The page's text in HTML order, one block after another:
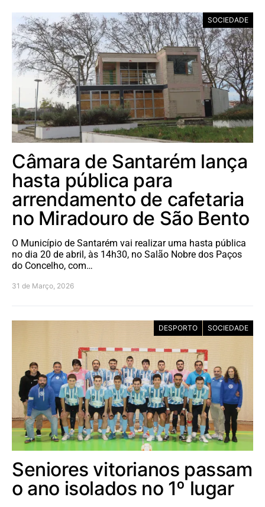
SOCIEDADE
Câmara de Santarém lança
hasta pública para
arrendamento de cafetaria
no Miradouro de São Bento
O Município de Santarém vai realizar uma hasta pública
no dia 20 de abril, às 14h30, no Salão Nobre dos Paços
do Concelho, com…
31 de Março, 2026
DESPORTO SOCIEDADE
Seniores vitorianos passam
o ano isolados no 1º lugar